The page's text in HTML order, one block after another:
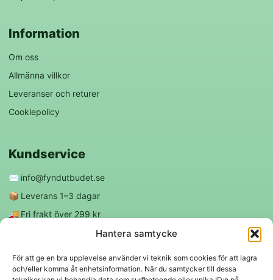
Hantera samtycke
För att ge en bra upplevelse använder vi teknik som cookies för att lagra
och/eller komma åt enhetsinformation. När du samtycker till dessa
Information
Om oss
Allmänna villkor
Leveranser och returer
Cookiepolicy
Kundservice
✉️ info@fyndutbudet.se
📦 Leverans 1–3 dagar
🚚 Fri frakt över 299 kr
Följ oss